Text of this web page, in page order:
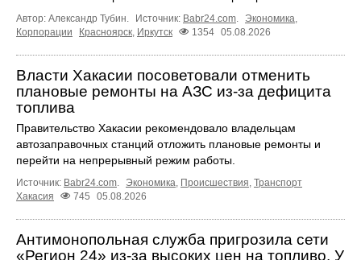
Автор: Александр Тубин. Источник: Babr24.com. Экономика,
Корпорации
Красноярск, Иркутск 1354 05.08.2026
Власти Хакасии посоветовали отменить
плановые ремонты на АЗС из-за дефицита
топлива
Правительство Хакасии рекомендовало владельцам
автозаправочных станций отложить плановые ремонты и
перейти на непрерывный режим работы.
Источник: Babr24.com. Экономика, Происшествия, Транспорт
Хакасия
745 05.08.2026
Антимонопольная служба пригрозила сети
«Регион 24» из-за высоких цен на топливо. У